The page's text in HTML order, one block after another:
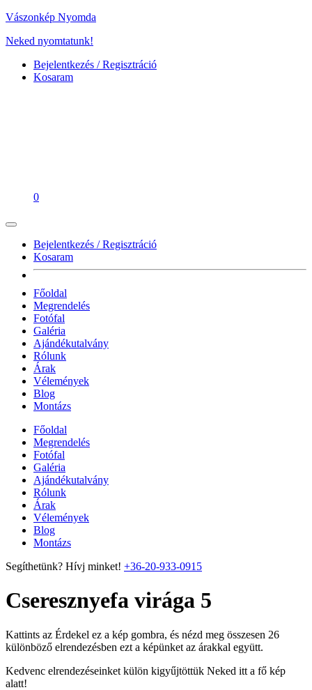
Vászonkép Nyomda
Neked nyomtatunk!
Bejelentkezés / Regisztráció
Kosaram
0
Bejelentkezés / Regisztráció
Kosaram
Főoldal
Megrendelés
Fotófal
Galéria
Ajándékutalvány
Rólunk
Árak
Vélemények
Blog
Montázs
Főoldal
Megrendelés
Fotófal
Galéria
Ajándékutalvány
Rólunk
Árak
Vélemények
Blog
Montázs
Segíthetünk? Hívj minket! +36-20-933-0915
Cseresznyefa virága 5
Kattints az Érdekel ez a kép gombra, és nézd meg összesen 26
különböző elrendezésben ezt a képünket az árakkal együtt.
Kedvenc elrendezéseinket külön kigyűjtöttük Neked itt a fő kép
alatt!